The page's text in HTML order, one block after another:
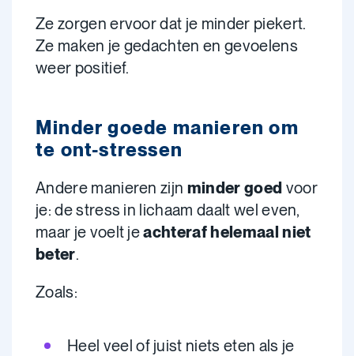
Ze zorgen ervoor dat je minder piekert.
Ze maken je gedachten en gevoelens
weer positief.
Minder goede manieren om
te ont-stressen
Andere manieren zijn minder goed voor
je: de stress in lichaam daalt wel even,
maar je voelt jeachteraf helemaal niet
beter.
Zoals:
Heel veel of juist niets eten als je